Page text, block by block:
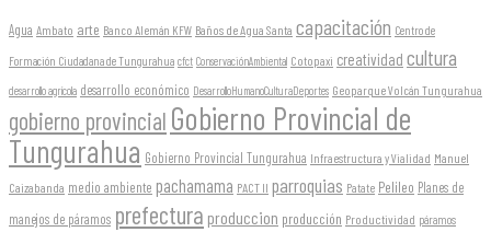
Agua Ambato arte Banco Alemán KFW Baños de Agua Santa capacitación Centro de
Formación Ciudadana de Tungurahua cfct ConservaciónAmbiental Cotopaxi creatividad cultura
desarrollo agrícola desarrollo económico DesarrolloHumanoCulturaDeportes Geoparque Volcán Tungurahua
gobierno provincial Gobierno Provincial de
Tungurahua Gobierno Provincial Tungurahua Infraestructura y Vialidad Manuel
Caizabanda medio ambiente pachamama PACT II parroquias Patate Pelileo Planes de
manejos de páramos prefectura produccion producción Productividad páramos